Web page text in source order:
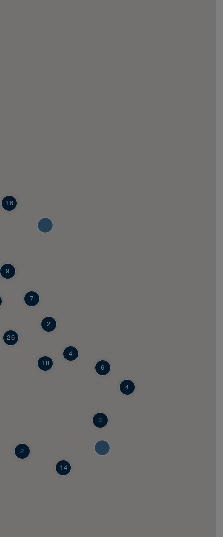
16
14
4
18
3
4
6
2
9
26
7
2